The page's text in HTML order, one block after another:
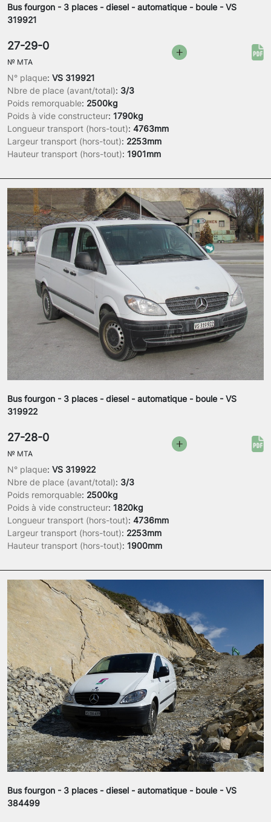
Bus fourgon - 3 places - diesel - automatique - boule - VS
319921
N° plaque: VS 319921
Nbre de place (avant/total): 3/3
Poids remorquable: 2500kg
Poids à vide constructeur: 1790kg
Longueur transport (hors-tout): 4763mm
Largeur transport (hors-tout): 2253mm
Hauteur transport (hors-tout): 1901mm
27-29-0
№ MTA
Bus fourgon - 3 places - diesel - automatique - boule - VS
319922
N° plaque: VS 319922
Nbre de place (avant/total): 3/3
Poids remorquable: 2500kg
Poids à vide constructeur: 1820kg
Longueur transport (hors-tout): 4736mm
Largeur transport (hors-tout): 2253mm
Hauteur transport (hors-tout): 1900mm
27-28-0
№ MTA
Bus fourgon - 3 places - diesel - automatique - boule - VS
384499